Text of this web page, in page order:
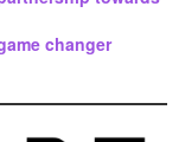
changer